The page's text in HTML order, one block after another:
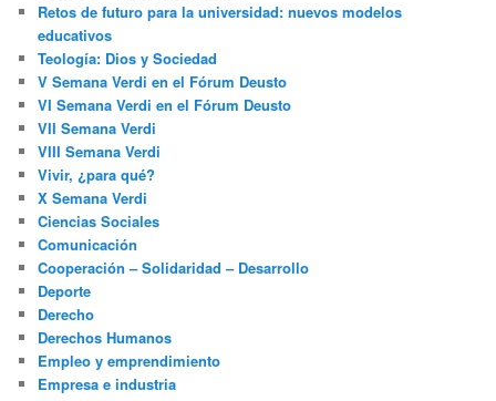
Retos de futuro para la universidad: nuevos modelos
educativos
Teología: Dios y Sociedad
V Semana Verdi en el Fórum Deusto
VI Semana Verdi en el Fórum Deusto
VII Semana Verdi
VIII Semana Verdi
Vivir, ¿para qué?
X Semana Verdi
Ciencias Sociales
Comunicación
Cooperación – Solidaridad – Desarrollo
Deporte
Derecho
Derechos Humanos
Empleo y emprendimiento
Empresa e industria